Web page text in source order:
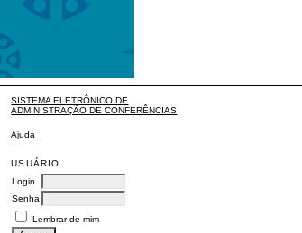
SISTEMA ELETRÔNICO DE
ADMINISTRAÇÃO DE CONFERÊNCIAS
Ajuda
USUÁRIO
Login
Senha
Lembrar de mim